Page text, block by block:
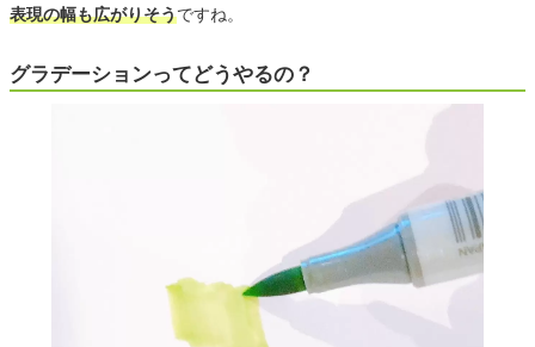
表現の幅も広がりそうですね。
グラデーションってどうやるの？